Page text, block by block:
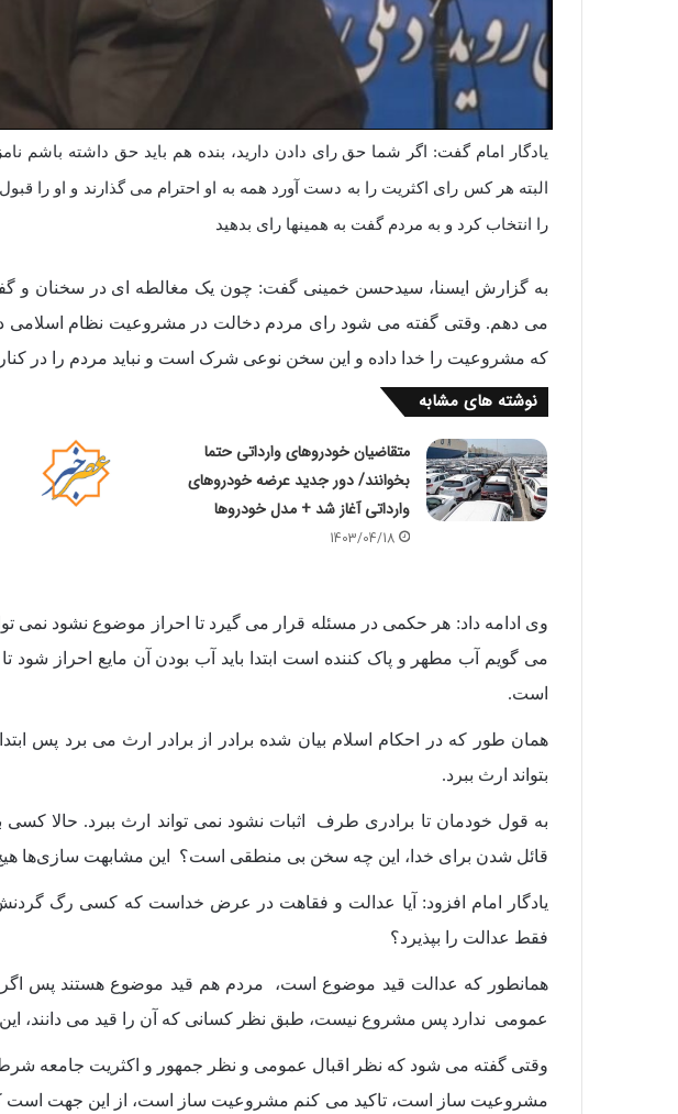
یادگار امام گفت: اگر شما حق رای دادن دارید، بنده هم باید حق داشته باشم
البته هر کس رای اکثریت را به دست آورد همه به او احترام می گذارند و او را
را انتخاب کرد و به مردم گفت به همینها رای بدهید
به گزارش ایسنا، سیدحسن خمینی گفت: چون یک مغالطه ای در سخنان و
می دهم. وقتی گفته می شود رای مردم دخالت در مشروعیت نظام اسلامی
که مشروعیت را خدا داده و این سخن نوعی شرک است و نباید مردم را در کنار
نوشته های مشابه
متقاضیان خودروهای وارداتی حتما
بخوانند/ دور جدید عرضه خودروهای
وارداتی آغاز شد + مدل خودروها
1403/04/18
وی ادامه داد: هر حکمی در مسئله قرار می گیرد تا احراز موضوع نشود نمی
می گویم آب مطهر و پاک کننده است ابتدا باید آب بودن آن مایع احراز شود
است.
همان طور که در احکام اسلام بیان شده برادر از برادر ارث می برد پس ابتدا
بتواند ارث ببرد.
به قول خودمان تا برادری طرف اثبات نشود نمی تواند ارث ببرد. حالا کسی
قائل شدن برای خدا، این چه سخن بی منطقی است؟ این مشابهت سازی‌ها
یادگار امام افزود: آیا عدالت و فقاهت در عرض خداست که کسی رگ
فقط عدالت را بپذیرد؟
همانطور که عدالت قید موضوع است، مردم هم قید موضوع هستند پس
عمومی ندارد پس مشروع نیست، طبق نظر کسانی که آن را قید می دانند،
وقتی گفته می شود که نظر اقبال عمومی و نظر جمهور و اکثریت جامعه
مشروعیت ساز است، تاکید می کنم مشروعیت ساز است، از این جهت است